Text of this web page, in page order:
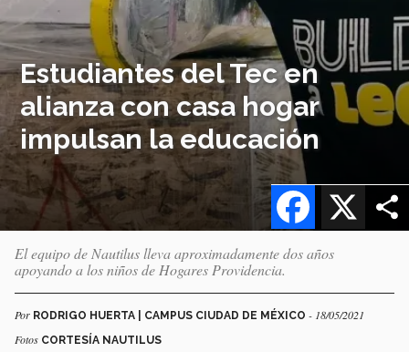
Estudiantes del Tec en
alianza con casa hogar
impulsan la educación
X
Facebook
El equipo de Nautilus lleva aproximadamente dos años
apoyando a los niños de Hogares Providencia.
Por RODRIGO HUERTA | CAMPUS CIUDAD DE MÉXICO - 18/05/2021
Fotos CORTESÍA NAUTILUS